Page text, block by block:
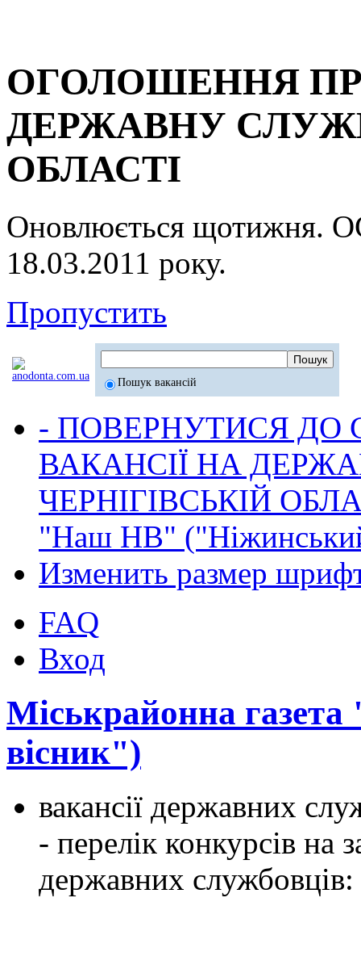
ОГОЛОШЕННЯ
ДЕРЖАВНУ
ОБЛАСТІ
Оновлюється
18.03.2011 року.
Пропустить
Пошук вакансій
- ПОВЕРНУТИСЯ ДО
ВАКАНСІЇ НА
ЧЕРНІГІВСЬКІЙ
"Наш НВ"
Изменить размер
FAQ
Вход
Міськрайонна
вісник")
вакансії державних
- перелік конкурсів на
державних службовців: